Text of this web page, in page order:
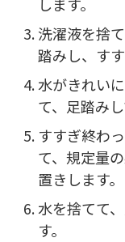
します。
洗濯液を捨
踏みし、すす
水がきれい
て、足踏み
すすぎ終わ
て、規定量
置きします。
水を捨てて
す。